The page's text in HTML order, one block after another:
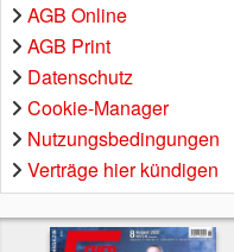
AGB Online
AGB Print
Datenschutz
Cookie-Manager
Nutzungsbedingungen
Verträge hier kündigen